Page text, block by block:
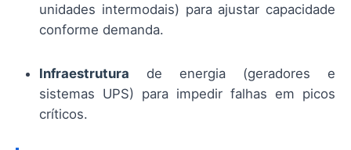
unidades intermodais) para ajustar capacidade
conforme demanda.
Infraestrutura de energia (geradores e
sistemas UPS) para impedir falhas em picos
críticos.